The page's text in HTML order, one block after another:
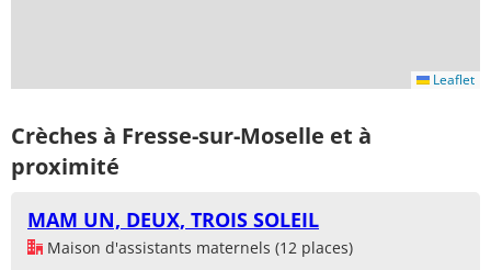
Leaflet
Crèches à Fresse-sur-Moselle et à
proximité
MAM UN, DEUX, TROIS SOLEIL
Maison d'assistants maternels (12 places)